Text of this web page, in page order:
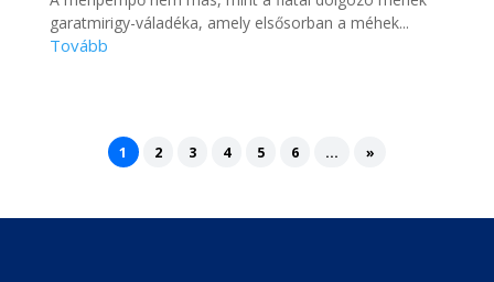
garatmirigy-váladéka, amely elsősorban a méhek...
1 2 3 4 5 6 ... »